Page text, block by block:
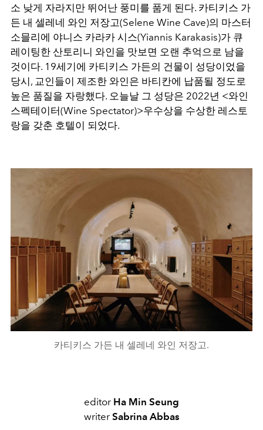
소 낮게 자라지만 뛰어난 풍미를 품게 된다. 카티키스 가
든 내 셀레네 와인 저장고(Selene Wine Cave)의 마스터
소믈리에 야니스 카라카 시스(Yiannis Karakasis)가 큐
레이팅한 산토리니 와인을 맛보면 오랜 추억으로 남을
것이다. 19세기에 카티키스 가든의 건물이 성당이었을
당시 , 교인들이 제조한 와인은 바티칸에 납품될 정도로
높은 품질을 자랑했다. 오늘날 그 성당은 2022년 <와인
스펙테이터(Wine Spectator)>우수상을 수상한 레스토
랑을 갖춘 호텔이 되었다.
카티키스 가든 내 셀레네 와인 저장고.
editor Ha Min Seung
writer Sabrina Abbas